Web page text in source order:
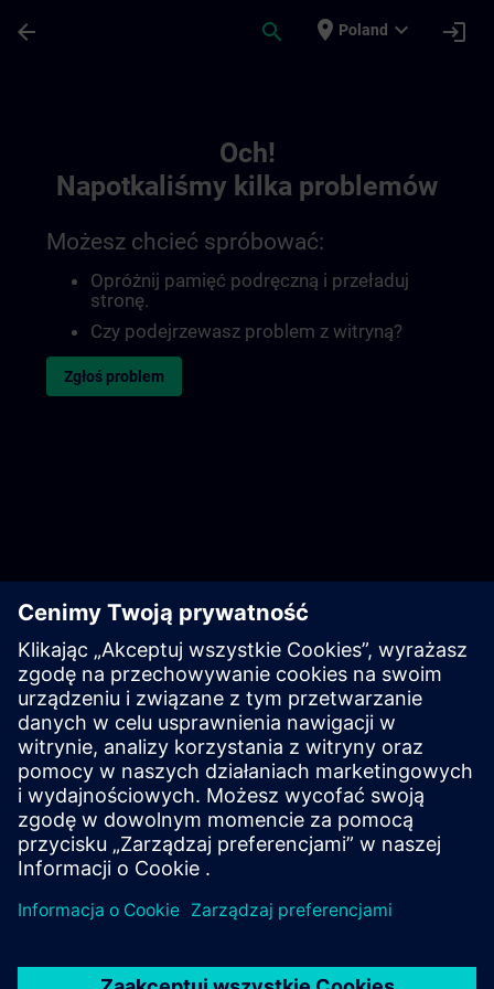
arrow_back search place Poland expand_more login
Och!
Napotkaliśmy kilka problemów
Możesz chcieć spróbować:
Opróżnij pamięć podręczną i przeładuj
stronę.
Czy podejrzewasz problem z witryną?
Zgłoś problem